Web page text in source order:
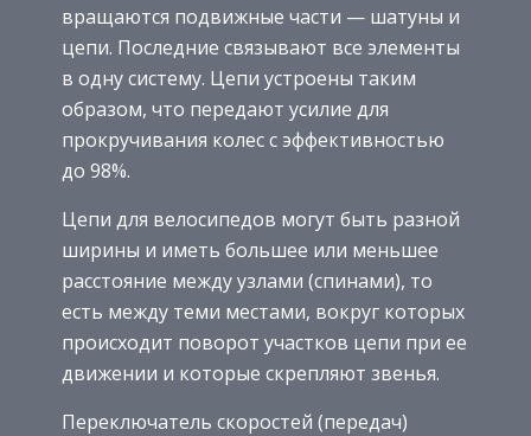
вращаются подвижные части — шатуны и
цепи. Последние связывают все элементы
в одну систему. Цепи устроены таким
образом, что передают усилие для
прокручивания колес с эффективностью
до 98%.
Цепи для велосипедов могут быть разной
ширины и иметь большее или меньшее
расстояние между узлами (спинами), то
есть между теми местами, вокруг которых
происходит поворот участков цепи при ее
движении и которые скрепляют звенья.
Переключатель скоростей (передач)